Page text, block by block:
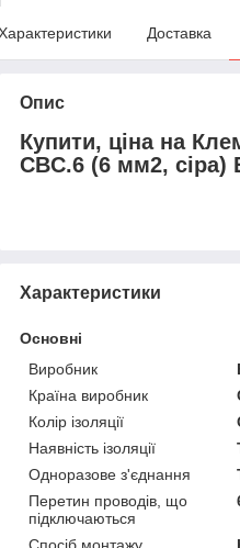
Доставка
Опис
Купити, ціна на
CBC.6 (6 мм2, сіра)
Характеристики
Основні
Виробник
Країна виробник
Колір ізоляції
Наявність ізоляції
Одноразове з'єднання
Перетин проводів, що
підключаються
Спосіб монтажу